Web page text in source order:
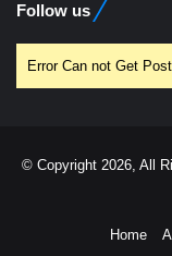
Follow us
Error Can not Get
© Copyright 2026, All
Home